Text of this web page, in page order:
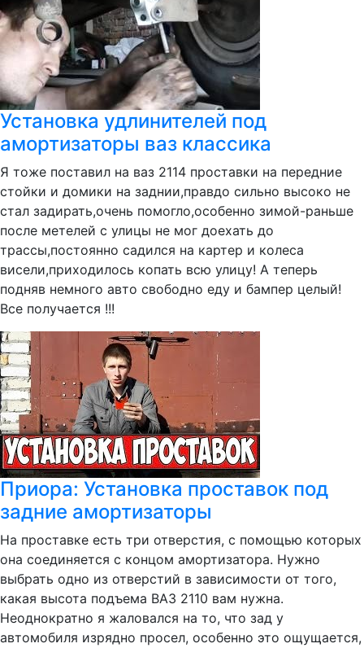
Установка удлинителей под
амортизаторы ваз классика
Я тоже поставил на ваз 2114 проставки на передние
стойки и домики на заднии,правдо сильно высоко не
стал задирать,очень помогло,особенно зимой-раньше
после метелей с улицы не мог доехать до
трассы,постоянно садился на картер и колеса
висели,приходилось копать всю улицу! А теперь
подняв немного авто свободно еду и бампер целый!
Все получается !!!
Приора: Установка проставок под
задние амортизаторы
На проставке есть три отверстия, с помощью которых
она соединяется с концом амортизатора. Нужно
выбрать одно из отверстий в зависимости от того,
какая высота подъема ВАЗ 2110 вам нужна.
Неоднократно я жаловался на то, что зад у
автомобиля изрядно просел, особенно это ощущается,